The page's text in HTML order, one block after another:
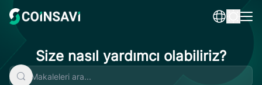
content
Size nasıl yardımcı olabiliriz?